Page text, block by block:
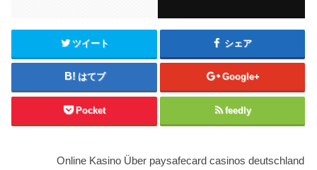
ツイート シェア
はてブ Google+
Pocket feedly
Online Kasino Über paysafecard casinos deutschland